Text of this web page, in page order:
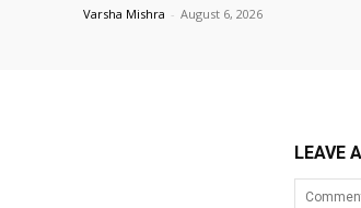
Varsha Mishra - August 6, 2026
LEAVE